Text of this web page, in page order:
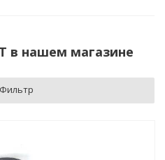
в нашем магазине
Фильтр